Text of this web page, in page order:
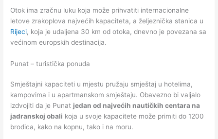
Otok ima zračnu luku koja može prihvatiti internacionalne
letove zrakoplova najvećih kapaciteta, a željeznička stanica u
Rijeci, koja je udaljena 30 km od otoka, dnevno je povezana sa
većinom europskih destinacija.
Punat – turistička ponuda
Smještajni kapaciteti u mjestu pružaju smještaj u hotelima,
kampovima i u apartmanskom smještaju. Obavezno bi valjalo
izdvojiti da je Punat jedan od najvećih nautičkih centara na
jadranskoj obali koja u svoje kapacitete može primiti do 1200
brodica, kako na kopnu, tako i na moru.